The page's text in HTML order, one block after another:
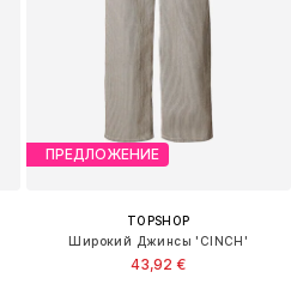
ПРЕДЛОЖЕНИЕ
TOPSHOP
Широкий Джинсы 'CINCH'
43,92 €